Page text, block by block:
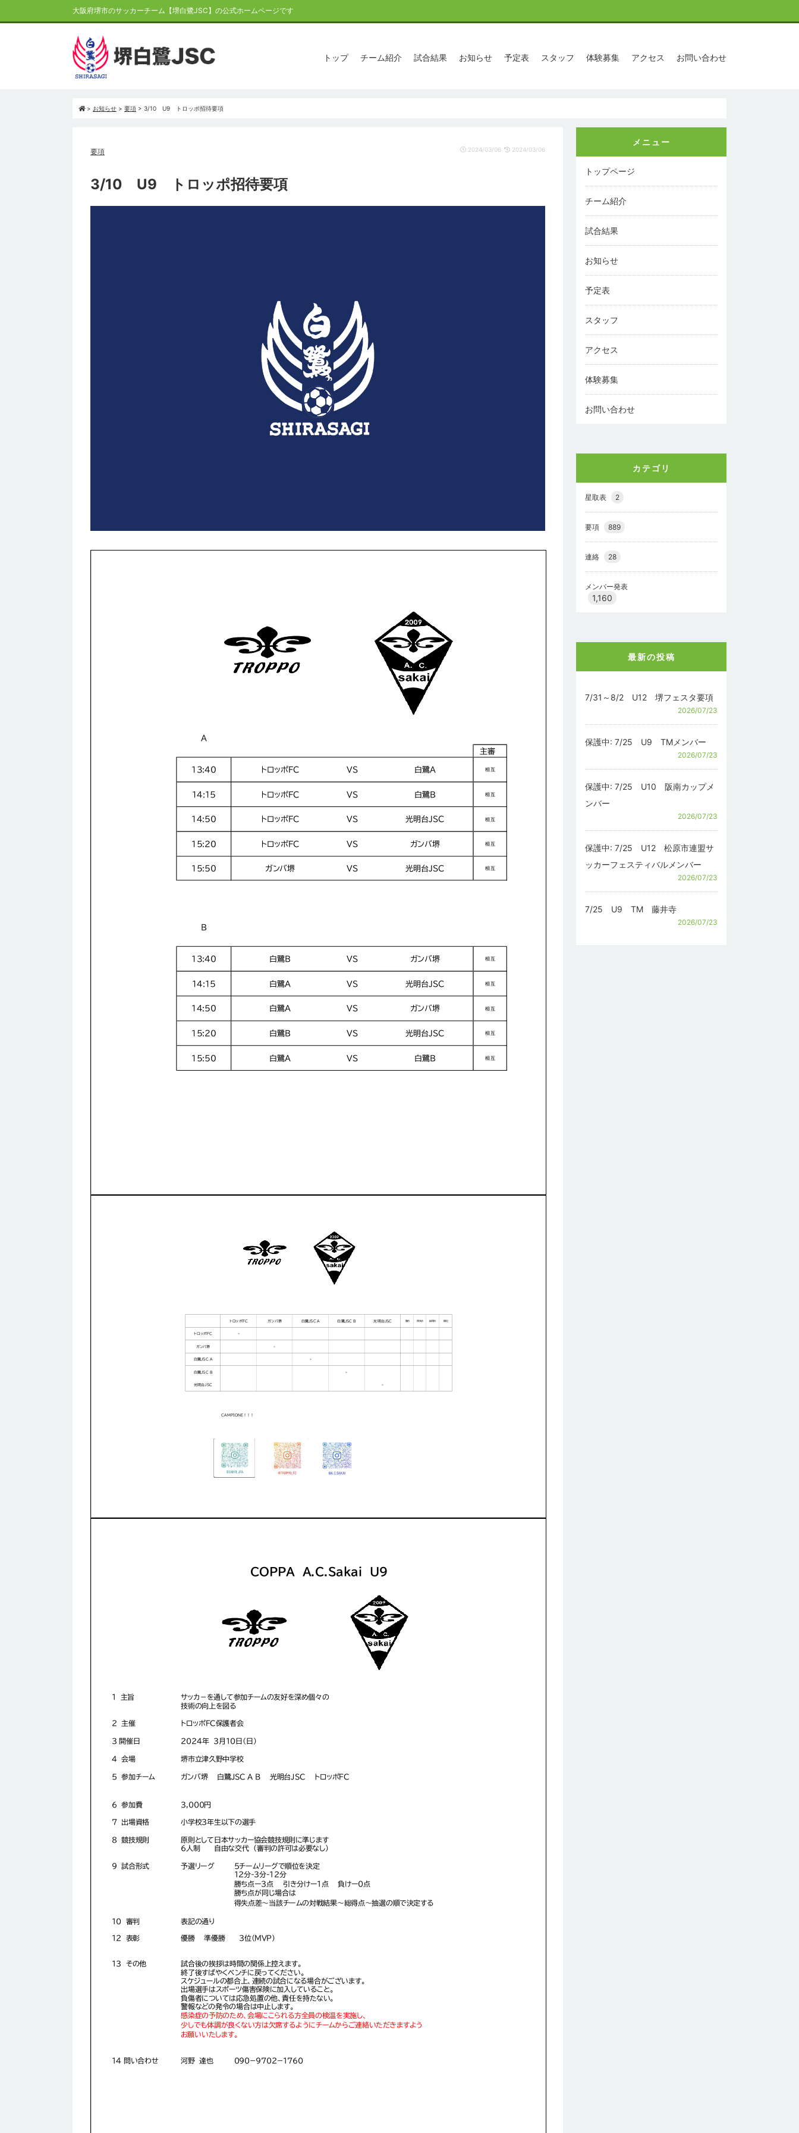
大阪府堺市のサッカーチーム【堺白鷺JSC】の公式ホームページです
トップ チーム紹介 試合結果 お知らせ 予定表 スタッフ 体験募集 アクセス お問い合わせ
> お知らせ > 要項 > 3/10 U9 トロッポ招待要項
要項 2024/03/06 2024/03/06
3/10 U9 トロッポ招待要項
メニュー
トップページ
チーム紹介
試合結果
お知らせ
予定表
スタッフ
アクセス
体験募集
お問い合わせ
カテゴリ
星取表 2
要項 889
連絡 28
メンバー発表
1,160
最新の投稿
7/31～8/2 U12 堺フェスタ要項
2026/07/23
保護中: 7/25 U9 TMメンバー
2026/07/23
保護中: 7/25 U10 阪南カップメ
ンバー
2026/07/23
保護中: 7/25 U12 松原市連盟サ
ッカーフェスティバルメンバー
2026/07/23
7/25 U9 TM 藤井寺
2026/07/23